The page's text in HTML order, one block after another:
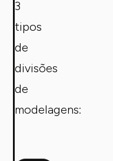
3
tipos
de
divisões
de
modelagens: